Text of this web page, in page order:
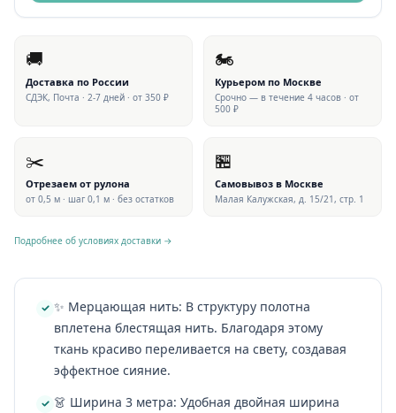
🚚
Доставка по России
СДЭК, Почта · 2-7 дней · от 350 ₽
🏍
Курьером по Москве
Срочно — в течение 4 часов · от
500 ₽
✂️
Отрезаем от рулона
от 0,5 м · шаг 0,1 м · без остатков
🏪
Самовывоз в Москве
Малая Калужская, д. 15/21, стр. 1
Подробнее об условиях доставки →
✨ Мерцающая нить: В структуру полотна
вплетена блестящая нить. Благодаря этому
ткань красиво переливается на свету, создавая
эффектное сияние.
👗 Ширина 3 метра: Удобная двойная ширина